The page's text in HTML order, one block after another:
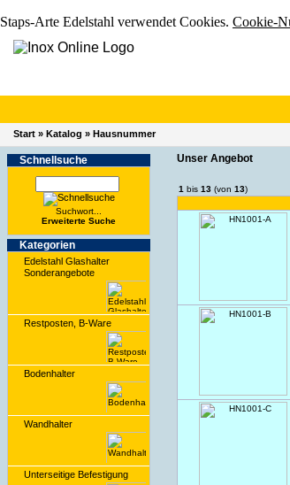
Staps-Arte Edelstahl verwendet Cookies. Cookie-
Start » Katalog » Hausnummer
Schnell­suche
Suchwort...
Erwei­terte Suche
Kate­gorien
Edelstahl Glashalter
Sonderangebote
Restposten, B-Ware
Bodenhalter
Wandhalter
Unterseitige Befestigung
Unser Angebot
1 bis 13 (von 13)